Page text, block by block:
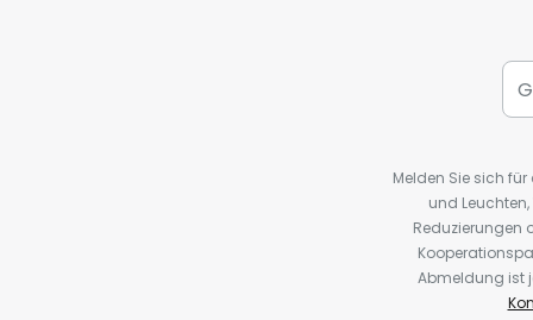
Melden Sie sich
und
Reduzierungen
Abmeldung ist